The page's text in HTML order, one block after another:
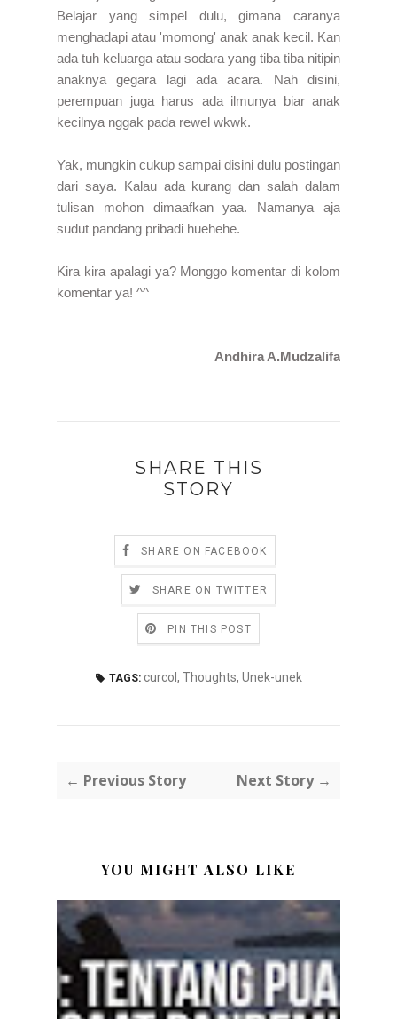
Belajar yang simpel dulu, gimana caranya
menghadapi atau 'momong' anak anak kecil. Kan
ada tuh keluarga atau sodara yang tiba tiba nitipin
anaknya gegara lagi ada acara. Nah disini,
perempuan juga harus ada ilmunya biar anak
kecilnya nggak pada rewel wkwk.
Yak, mungkin cukup sampai disini dulu postingan
dari saya. Kalau ada kurang dan salah dalam
tulisan mohon dimaafkan yaa. Namanya aja
sudut pandang pribadi huehehe.
Kira kira apalagi ya? Monggo komentar di kolom
komentar ya! ^^
Andhira A.Mudzalifa
SHARE THIS
STORY
SHARE ON FACEBOOK
SHARE ON TWITTER
PIN THIS POST
TAGS: curcol , Thoughts, Unek-unek
← Previous Story Next Story →
YOU MIGHT ALSO LIKE